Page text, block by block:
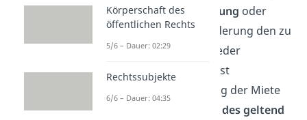
kannst dunach Bestätigung oder
Anpassung der Mietminderung den zu
viel gezahlten Beitrag wieder
zurückfordern . Deshalb ist
eine sogenannte „Zahlung der Miete
unter Vorbehalt in Höhe des geltend
Körperschaft des
öffentlichen Rechts
5/6 – Dauer: 02:29
Rechtssubjekte
6/6 – Dauer: 04:35